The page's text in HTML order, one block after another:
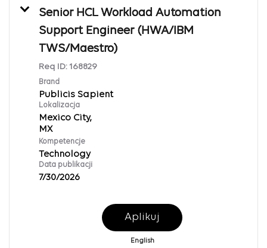
Senior HCL Workload Automation
Support Engineer (HWA/IBM
TWS/Maestro)
Req ID: 168829
Brand
Publicis Sapient
Lokalizacja
Mexico City,
Kompetencje
Technology
Data publikacji
7/30/2026
Aplikuj
English